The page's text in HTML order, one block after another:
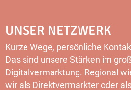
UNSER NETZWERK
Kurze Wege, persönliche
Das sind unsere Stärken im
Digitalvermarktung. Regional
wir als Direktvermarkter oder